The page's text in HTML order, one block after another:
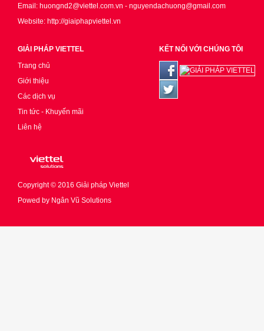
Email: huongnd2@viettel.com.vn - nguyendachuong@gmail.com
Website: http://giaiphapviettel.vn
GIẢI PHÁP VIETTEL
Trang chủ
Giới thiệu
Các dịch vụ
Tin tức - Khuyến mãi
Liên hệ
KẾT NỐI VỚI CHÚNG TÔI
Copyright © 2016 Giải pháp Viettel
Powed by Ngân Vũ Solutions